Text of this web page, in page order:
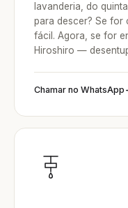
lavanderia, do
para descer? Se for
fácil. Agora, se for
Hiroshiro —
Chamar no WhatsApp